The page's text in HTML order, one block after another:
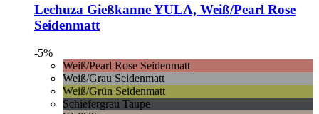
Lechuza Gießkanne YULA, Weiß/Pearl Rose
Seidenmatt
-5%
Weiß/Pearl Rose Seidenmatt
Weiß/Grau Seidenmatt
Weiß/Grün Seidenmatt
Schiefergrau Taupe